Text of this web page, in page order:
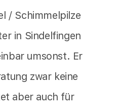
/ Schimmelpilze
in Sindelfingen
umsonst. Er
zwar keine
aber auch für